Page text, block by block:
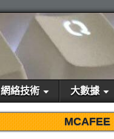
網絡技術 大數據
MCAFEE